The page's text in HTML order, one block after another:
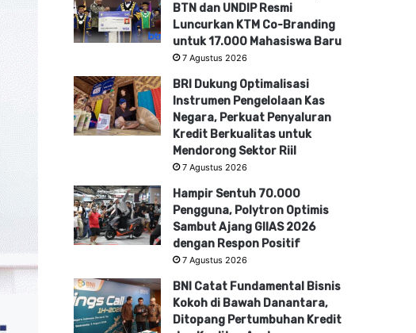
BTN dan UNDIP Resmi
Luncurkan KTM Co-Branding
untuk 17.000 Mahasiswa Baru
7 Agustus 2026
BRI Dukung Optimalisasi
Instrumen Pengelolaan Kas
Negara, Perkuat Penyaluran
Kredit Berkualitas untuk
Mendorong Sektor Riil
7 Agustus 2026
Hampir Sentuh 70.000
Pengguna, Polytron Optimis
Sambut Ajang GIIAS 2026
dengan Respon Positif
7 Agustus 2026
BNI Catat Fundamental Bisnis
Kokoh di Bawah Danantara,
Ditopang Pertumbuhan Kredit